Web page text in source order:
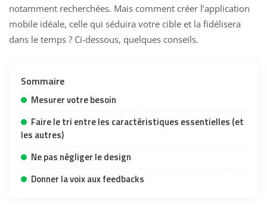
notamment recherchées. Mais comment créer l’application
mobile idéale, celle qui séduira votre cible et la fidélisera
dans le temps ? Ci-dessous, quelques conseils.
Sommaire
Mesurer votre besoin
Faire le tri entre les caractéristiques essentielles (et
les autres)
Ne pas négliger le design
Donner la voix aux feedbacks